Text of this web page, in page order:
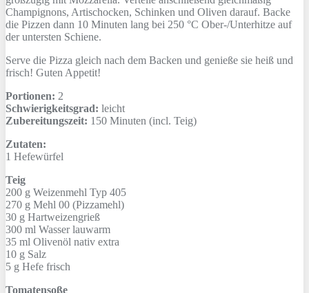
Champignons, Artischocken, Schinken und Oliven darauf. Backe
die Pizzen dann 10 Minuten lang bei 250 °C Ober-/Unterhitze auf
der untersten Schiene.
Serve die Pizza gleich nach dem Backen und genieße sie heiß und
frisch! Guten Appetit!
Portionen: 2
Schwierigkeitsgrad: leicht
Zubereitungszeit: 150 Minuten (incl. Teig)
Zutaten:
1 Hefewürfel
Teig
200 g Weizenmehl Typ 405
270 g Mehl 00 (Pizzamehl)
30 g Hartweizengrieß
300 ml Wasser lauwarm
35 ml Olivenöl nativ extra
10 g Salz
5 g Hefe frisch
Tomatensoße